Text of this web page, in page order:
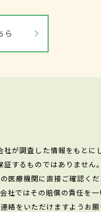
ら
が調査した情報をもとに
するものではありません。
医療機関に直接ご確認くだ
ではその賠償の責任を一
をいただけますようお願